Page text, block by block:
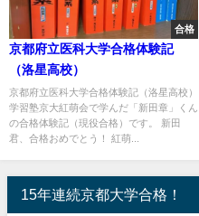
合格
京都府立医科大学合格体験記
（洛星高校）
京都府立医科大学合格体験記（洛星高校）
学習塾京大紅萌会で学んだ「新田章」くん
の合格体験記（現役合格）です。 新田
君、合格おめでとう！ 紅萌...
15年連続京都大学合格！